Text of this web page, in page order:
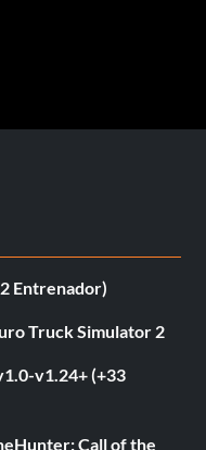
Entrenador)
Truck Simulator 2
v1.24+ (+33
Call of the